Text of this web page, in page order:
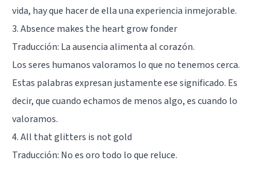
vida, hay que hacer de ella una experiencia inmejorable.
3. Absence makes the heart grow fonder
Traducción: La ausencia alimenta al corazón.
Los seres humanos valoramos lo que no tenemos cerca.
Estas palabras expresan justamente ese significado. Es
decir, que cuando echamos de menos algo, es cuando lo
valoramos.
4. All that glitters is not gold
Traducción: No es oro todo lo que reluce.